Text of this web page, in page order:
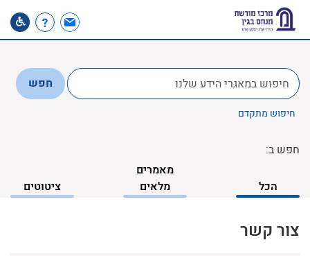
לחפש
ב:
חפש
חיפוש מתקדם
חפש ב:
הכל
מאמרים
מלאים
ציטוטים
צור קשר